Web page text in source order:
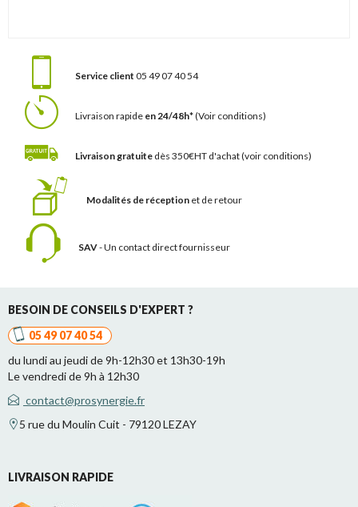
Service client 05 49 07 40 54
Livraison rapide en 24/48h*(Voir conditions)
Livraison gratuite dès 350€HT d'achat(voir conditions)
Modalités de réception et de retour
SAV- Un contact direct fournisseur
BESOIN DE CONSEILS D'EXPERT ?
05 49 07 40 54
du lundi au jeudi de 9h-12h30 et 13h30-19h
Le vendredi de 9h à 12h30
contact@prosynergie.fr
5 rue du Moulin Cuit - 79120 LEZAY
LIVRAISON RAPIDE